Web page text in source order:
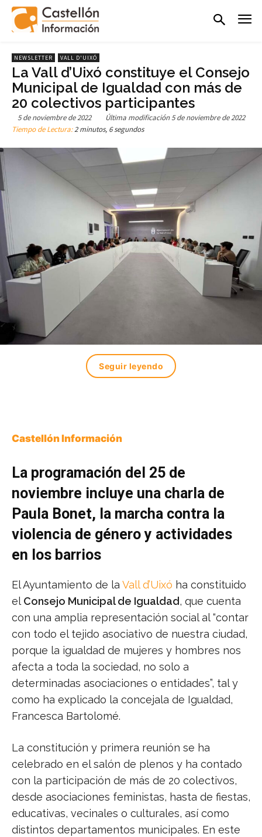
NEWSLETTER VALL D'UIXÓ
La Vall d’Uixó constituye el Consejo
Municipal de Igualdad con más de
20 colectivos participantes
5 de noviembre de 2022 Última modificación 5 de noviembre de 2022
Tiempo de Lectura:2 minutos, 6 segundos
Seguir leyendo
Castellón Información
La programación del 25 de
noviembre incluye una charla de
Paula Bonet, la marcha contra la
violencia de género y actividades
en los barrios
El Ayuntamiento de la Vall d’Uixó ha constituido
el Consejo Municipal de Igualdad, que cuenta
con una amplia representación social al “contar
con todo el tejido asociativo de nuestra ciudad,
porque la igualdad de mujeres y hombres nos
afecta a toda la sociedad, no solo a
determinadas asociaciones o entidades”, tal y
como ha explicado la concejala de Igualdad,
Francesca Bartolomé.
La constitución y primera reunión se ha
celebrado en el salón de plenos y ha contado
con la participación de más de 20 colectivos,
desde asociaciones feministas, hasta de fiestas,
educativas, vecinales o culturales, así como
distintos departamentos municipales. En este